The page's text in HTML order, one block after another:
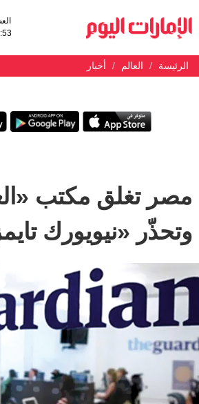
الرئيسة العالم أخبار
مصر تغلق مكتب
وتحذّر «نيويورك